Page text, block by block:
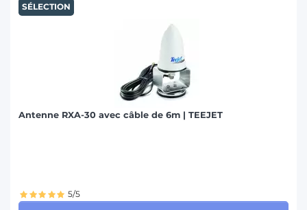
SÉLECTION
Antenne RXA-30 avec câble de 6m | TEEJET
5/5